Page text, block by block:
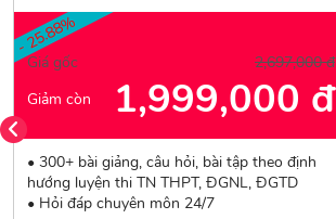
- 25.88%
Giá gốc
2,697,000 đ
Giảm còn
1,999,000 đ
• 300+ bài giảng, câu hỏi, bài tập theo định
hướng luyện thi TN THPT, ĐGNL, ĐGTD
• Hỏi đáp chuyên môn 24/7